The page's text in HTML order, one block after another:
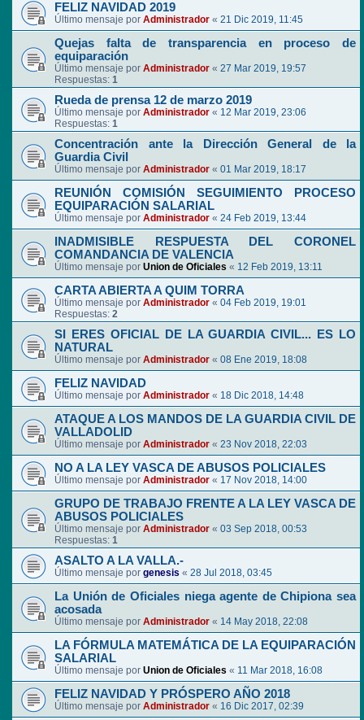
FELIZ NAVIDAD 2019
Último mensaje por Administrador « 21 Dic 2019, 11:45
Quejas falta de transparencia en proceso de
equiparación
Último mensaje por Administrador « 27 Mar 2019, 19:57
Respuestas: 1
Rueda de prensa 12 de marzo 2019
Último mensaje por Administrador « 12 Mar 2019, 23:06
Respuestas: 1
Concentración ante la Dirección General de la
Guardia Civil
Último mensaje por Administrador « 01 Mar 2019, 18:17
REUNIÓN COMISIÓN SEGUIMIENTO PROCESO
EQUIPARACIÓN SALARIAL
Último mensaje por Administrador « 24 Feb 2019, 13:44
INADMISIBLE RESPUESTA DEL CORONEL
COMANDANCIA DE VALENCIA
Último mensaje por Union de Oficiales « 12 Feb 2019, 13:11
CARTA ABIERTA A QUIM TORRA
Último mensaje por Administrador « 04 Feb 2019, 19:01
Respuestas: 2
SI ERES OFICIAL DE LA GUARDIA CIVIL... ES LO
NATURAL
Último mensaje por Administrador « 08 Ene 2019, 18:08
FELIZ NAVIDAD
Último mensaje por Administrador « 18 Dic 2018, 14:48
ATAQUE A LOS MANDOS DE LA GUARDIA CIVIL DE
VALLADOLID
Último mensaje por Administrador « 23 Nov 2018, 22:03
NO A LA LEY VASCA DE ABUSOS POLICIALES
Último mensaje por Administrador « 17 Nov 2018, 14:00
GRUPO DE TRABAJO FRENTE A LA LEY VASCA DE
ABUSOS POLICIALES
Último mensaje por Administrador « 03 Sep 2018, 00:53
Respuestas: 1
ASALTO A LA VALLA.-
Último mensaje por genesis « 28 Jul 2018, 03:45
La Unión de Oficiales niega agente de Chipiona sea
acosada
Último mensaje por Administrador « 14 May 2018, 22:08
LA FÓRMULA MATEMÁTICA DE LA EQUIPARACIÓN
SALARIAL
Último mensaje por Union de Oficiales « 11 Mar 2018, 16:08
FELIZ NAVIDAD Y PRÓSPERO AÑO 2018
Último mensaje por Administrador « 16 Dic 2017, 02:39